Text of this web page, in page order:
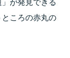
が発見できる
ころの赤丸の